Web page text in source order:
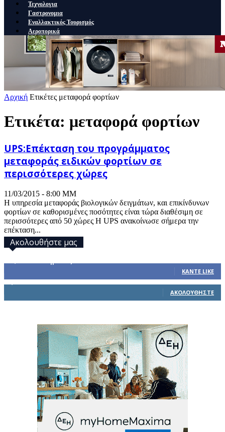
Τεχνολογια
Γαστρονομια
Εναλλακτικός Τουρισμός
Αεροπορικά
Αρχική Ετικέτες μεταφορά φορτίων
Ετικέτα: μεταφορά φορτίων
UPS:Επέκταση του προγράμματος
μεταφοράς ειδικών φορτίων σε
περισσότερες χώρες
11/03/2015 - 8:00 ΜΜ
Η υπηρεσία μεταφοράς βιολογικών δειγμάτων, και επικίνδυνων
φορτίων σε καθορισμένες ποσότητες είναι τώρα διαθέσιμη σε
περισσότερες από 50 χώρες Η UPS ανακοίνωσε σήμερα την
επέκταση...
Ακολουθήστε μας
ΚΆΝΤΕ LIKE
1,914 Ακόλουθοι
ΑΚΟΛΟΥΘΉΣΤΕ